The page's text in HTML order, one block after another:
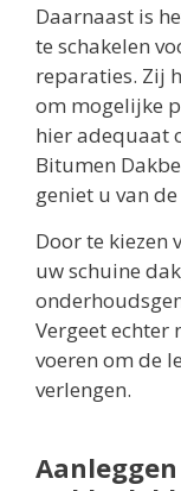
Daarnaast is
te schakelen
reparaties. Zij
om mogelijke
hier adequaat
Bitumen
geniet u van
Door te kiezen
uw schuine
Vergeet
voeren om de
verlengen.